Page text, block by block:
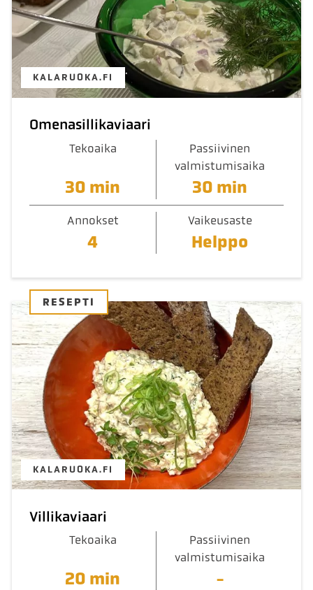
KALARUOKA.FI
Omenasillikaviaari
Tekoaika
30 min
Passiivinen
valmistumisaika
30 min
Annokset
4
Vaikeusaste
Helppo
RESEPTI
KALARUOKA.FI
Villikaviaari
Tekoaika
20 min
Passiivinen
valmistumisaika
-